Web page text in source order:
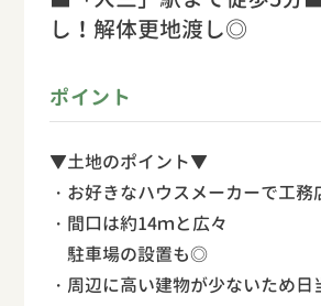
し！解体更地渡し◎
ポイント
▼土地のポイント▼
・お好きなハウスメーカーで工
・間口は約14ｍと広々
駐車場の設置も◎
・周辺に高い建物が少ないため日